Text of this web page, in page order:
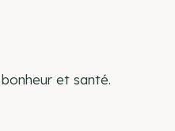
et santé.